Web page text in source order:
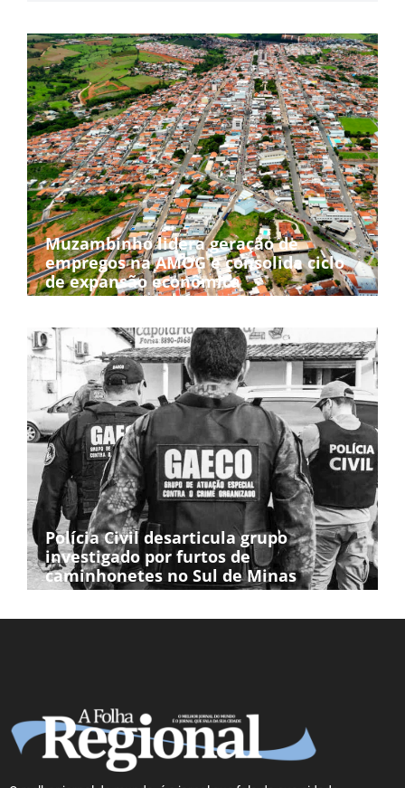
Muzambinho lidera geração de
empregos na AMOG e consolida ciclo
de expansão econômica
Polícia Civil desarticula grupo
investigado por furtos de
caminhonetes no Sul de Minas